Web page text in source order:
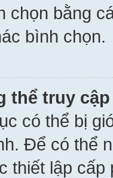
chọn bằng
bình chọn.
thể truy
có thể bị
Để có thể
thiết lập